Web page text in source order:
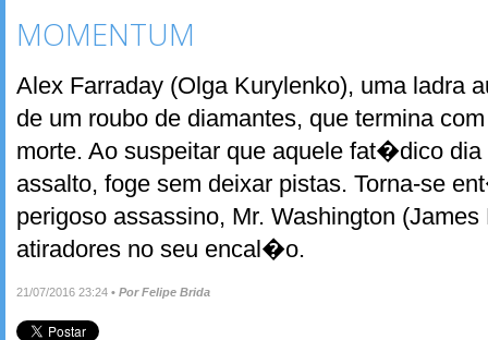
MOMENTUM
Alex Farraday (Olga Kurylenko), uma ladra
de um roubo de diamantes, que termina
morte. Ao suspeitar que aquele fat�dico
assalto, foge sem deixar pistas. Torna-se
perigoso assassino, Mr. Washington
atiradores no seu encal�o.
21/07/2016 23:24 • Por Felipe Brida